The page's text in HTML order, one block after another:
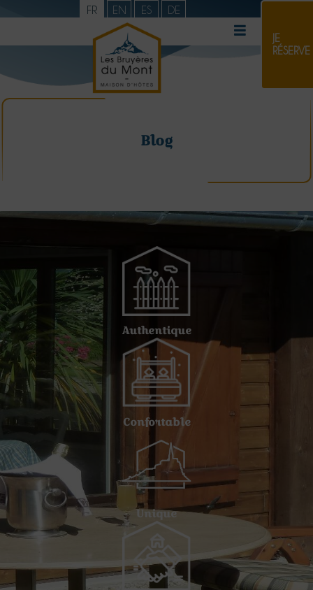
FR EN ES DE
JE
RÉSERVE
Blog
Authentique
Confortable
Unique